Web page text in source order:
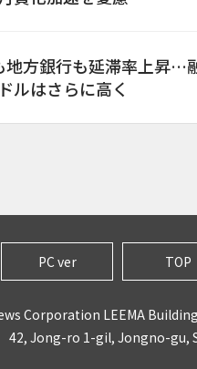
地方銀行も延滞率上昇…
ルはさらに高く
PC ver TOP
Corporation LEEMA
42, Jong-ro 1-gil, Jongno-gu,